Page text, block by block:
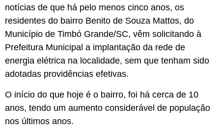
notícias de que há pelo menos cinco anos, os
residentes do bairro Benito de Souza Mattos, do
Município de Timbó Grande/SC, vêm solicitando à
Prefeitura Municipal a implantação da rede de
energia elétrica na localidade, sem que tenham sido
adotadas providências efetivas.
O início do que hoje é o bairro, foi há cerca de 10
anos, tendo um aumento considerável de população
nos últimos anos.